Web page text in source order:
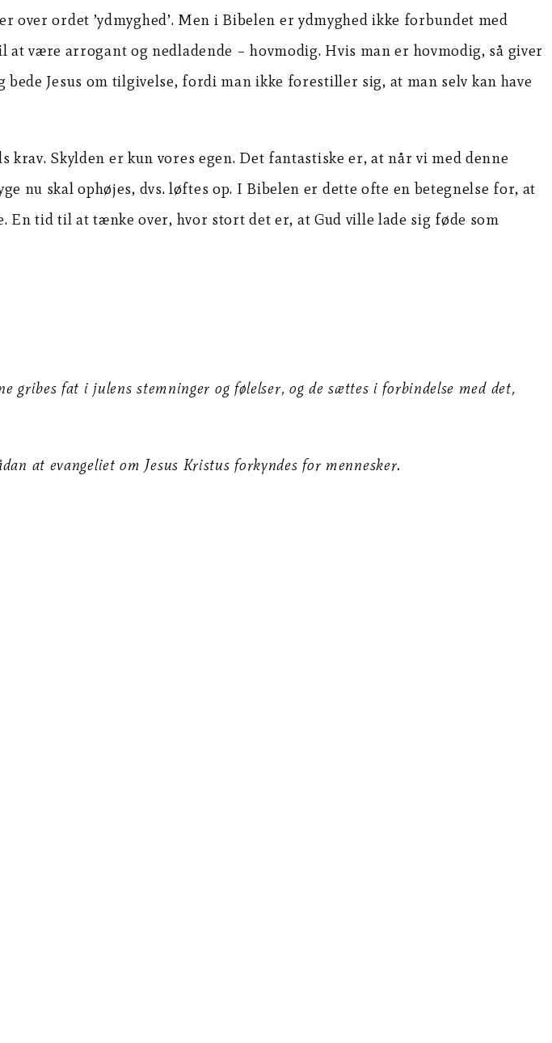
ordet ’ydmyghed’. Men i Bibelen er ydmyghed ikke forbundet med
være arrogant og nedladende – hovmodig. Hvis man er hovmodig, så giver
Jesus om tilgivelse, fordi man ikke forestiller sig, at man selv kan have
Skylden er kun vores egen. Det fantastiske er, at når vi med denne
nu skal ophøjes, dvs. løftes op. I Bibelen er dette ofte en betegnelse for, at
tid til at tænke over, hvor stort det er, at Gud ville lade sig føde som
fat i julens stemninger og følelser, og de sættes i forbindelse med det,
at evangeliet om Jesus Kristus forkyndes for mennesker.